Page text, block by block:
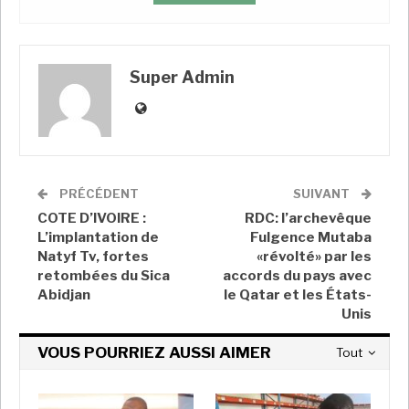
détenus sont aussi des civils, ramenés d’El-Fasher
après la dernière attaque d’octobre
Il y a des militaires, des policiers…… mais
au moins 5000 de ces détenus sont des
lors de la dernière attaque en octobre. Il
Degrif et Kober. Mais, en plus, les FSR
Super Admin
PRÉCÉDENT
COTE D’IVOIRE :
L’implantation de
Natyf Tv, fortes
retombées du Sica
Abidjan
SUIVANT
RDC: l’archevêque
Fulgence Mutaba
«révolté» par les
accords du pays avec
le Qatar et les États-
Unis
Tout
VOUS POURRIEZ AUSSI AIMER